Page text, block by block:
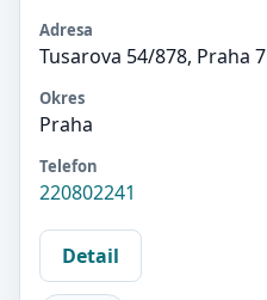
Adresa
Tusarova 54/878, Praha 7
Okres
Praha
Telefon
220802241
Detail